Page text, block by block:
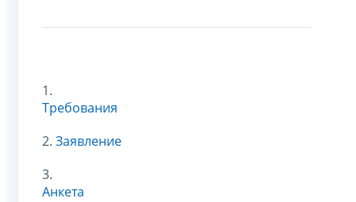
1.
Требования
2. Заявление
3.
Анкета